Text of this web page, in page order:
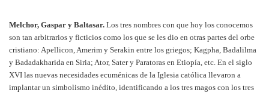
Melchor, Gaspar y Baltasar. Los tres nombres con que hoy los conocemos
son tan arbitrarios y ficticios como los que se les dio en otras partes del orbe
cristiano: Apellicon, Amerim y Serakin entre los griegos; Kagpha, Badalilma
y Badadakharida en Siria; Ator, Sater y Paratoras en Etiopía, etc. En el siglo
XVI las nuevas necesidades ecuménicas de la Iglesia católica llevaron a
implantar un simbolismo inédito, identificando a los tres magos con los tres